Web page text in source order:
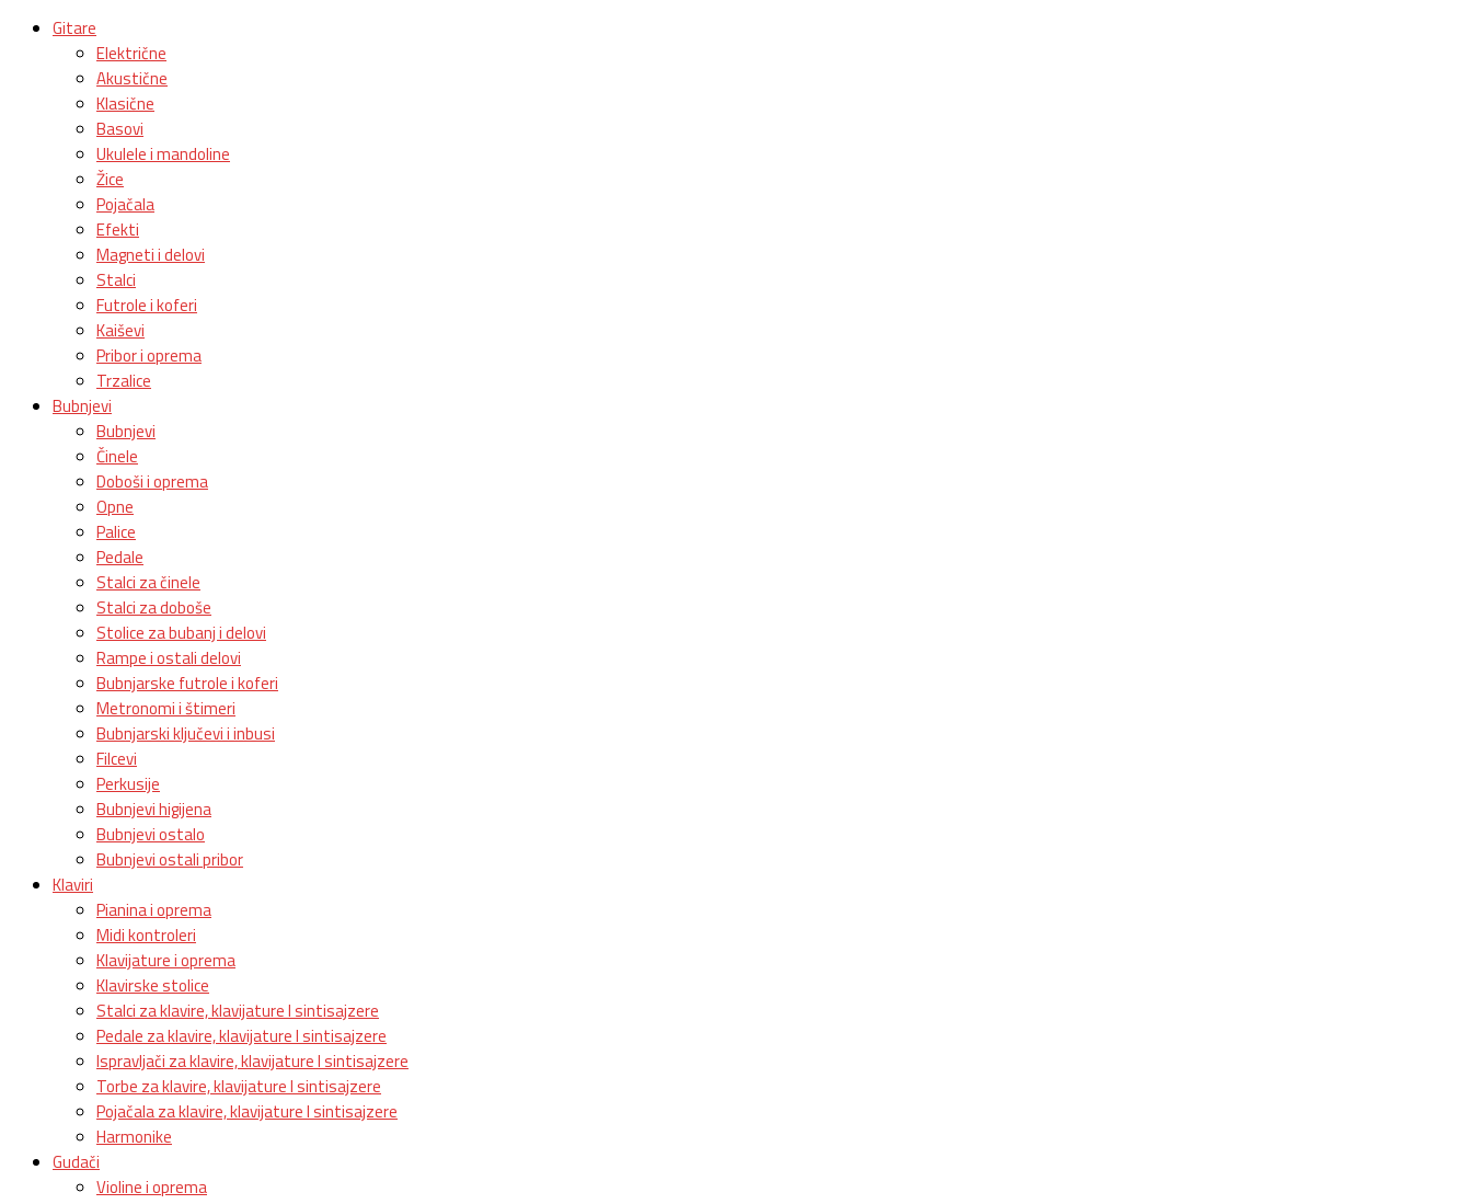
Gitare
Električne
Akustične
Klasične
Basovi
Ukulele i mandoline
Žice
Pojačala
Efekti
Magneti i delovi
Stalci
Futrole i koferi
Kaiševi
Pribor i oprema
Trzalice
Bubnjevi
Bubnjevi
Činele
Doboši i oprema
Opne
Palice
Pedale
Stalci za činele
Stalci za doboše
Stolice za bubanj i delovi
Rampe i ostali delovi
Bubnjarske futrole i koferi
Metronomi i štimeri
Bubnjarski ključevi i inbusi
Filcevi
Perkusije
Bubnjevi higijena
Bubnjevi ostalo
Bubnjevi ostali pribor
Klaviri
Pianina i oprema
Midi kontroleri
Klavijature i oprema
Klavirske stolice
Stalci za klavire, klavijature I sintisajzere
Pedale za klavire, klavijature I sintisajzere
Ispravljači za klavire, klavijature I sintisajzere
Torbe za klavire, klavijature I sintisajzere
Pojačala za klavire, klavijature I sintisajzere
Harmonike
Gudači
Violine i oprema